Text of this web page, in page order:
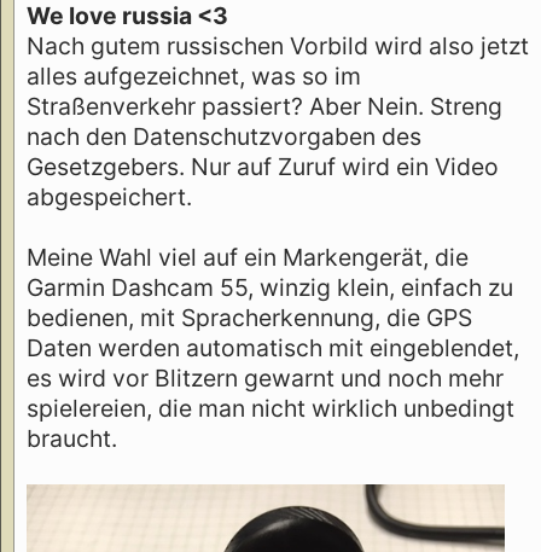
We love russia <3
Nach gutem russischen Vorbild wird also jetzt
alles aufgezeichnet, was so im
Straßenverkehr passiert? Aber Nein. Streng
nach den Datenschutzvorgaben des
Gesetzgebers. Nur auf Zuruf wird ein Video
abgespeichert.
Meine Wahl viel auf ein Markengerät, die
Garmin Dashcam 55, winzig klein, einfach zu
bedienen, mit Spracherkennung, die GPS
Daten werden automatisch mit eingeblendet,
es wird vor Blitzern gewarnt und noch mehr
spielereien, die man nicht wirklich unbedingt
braucht.